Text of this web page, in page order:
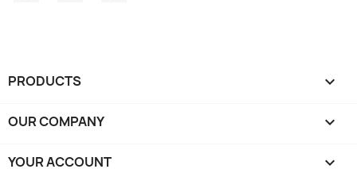
PRODUCTS 
OUR COMPANY 
YOUR ACCOUNT 